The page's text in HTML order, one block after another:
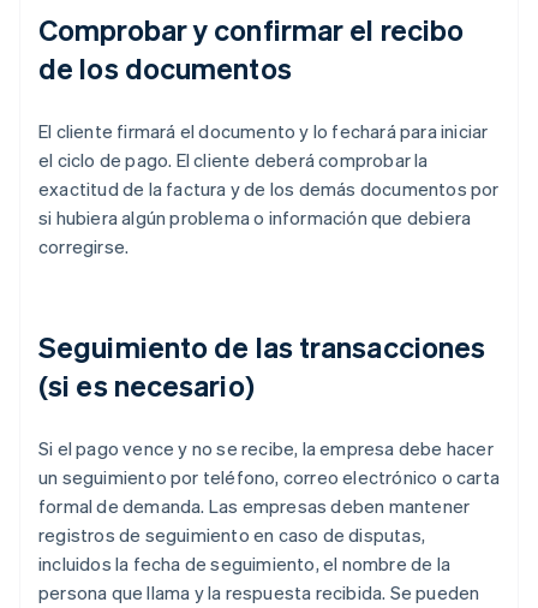
Comprobar y confirmar el recibo
de los documentos
El cliente firmará el documento y lo fechará para iniciar
el ciclo de pago. El cliente deberá comprobar la
exactitud de la factura y de los demás documentos por
si hubiera algún problema o información que debiera
corregirse.
Seguimiento de las transacciones
(si es necesario)
Si el pago vence y no se recibe, la empresa debe hacer
un seguimiento por teléfono, correo electrónico o carta
formal de demanda. Las empresas deben mantener
registros de seguimiento en caso de disputas,
incluidos la fecha de seguimiento, el nombre de la
persona que llama y la respuesta recibida. Se pueden